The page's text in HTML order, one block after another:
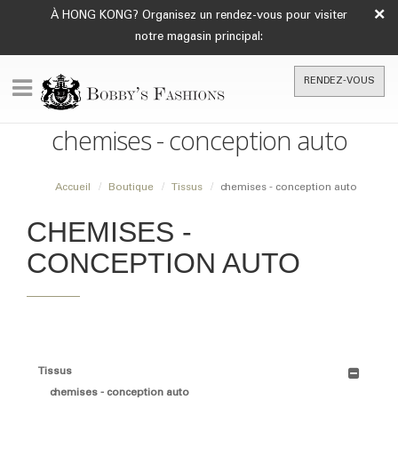
À HONG KONG? Organisez un rendez-vous pour visiter
notre magasin principal:
×
RENDEZ-VOUS
chemises - conception auto
Accueil Boutique Tissus chemises - conception auto
CHEMISES -
CONCEPTION AUTO
Tissus
chemises - conception auto